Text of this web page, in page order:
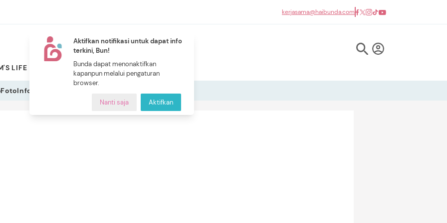
Aktifkan notifikasi untuk dapat info
terkini, Bun!
Bunda dapat menonaktifkan
kapanpun melalui pengaturan
browser.
Nanti saja Aktifkan
kerjasama@haibunda.com
LIFE PILIHAN BUNDA
NEW
CERITA BUNDA
FotoInfografis